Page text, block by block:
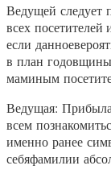
Ведущей следует
всех посетителей
если
в план
маминым
Ведущая:
всем
именно ранее
себяфамилии